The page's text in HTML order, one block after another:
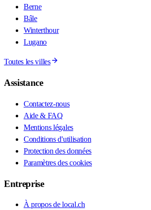
Berne
Bâle
Winterthour
Lugano
Toutes les villes
Assistance
Contactez-nous
Aide & FAQ
Mentions légales
Conditions d'utilisation
Protection des données
Paramètres des cookies
Entreprise
À propos de local.ch